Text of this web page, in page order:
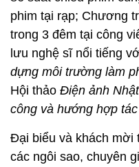
phim tại rạp; Chương
trong 3 đêm tại công
lưu nghệ sĩ nổi tiếng
dựng môi trường làm
Hội thảo Điện ảnh
công và hướng hợp
Đại biểu và khách mời
các ngôi sao, chuyên